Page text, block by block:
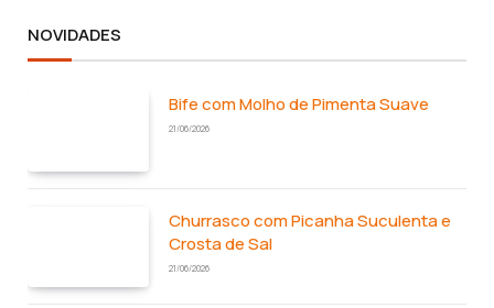
NOVIDADES
Bife com Molho de Pimenta Suave
21/06/2026
Churrasco com Picanha Suculenta e
Crosta de Sal
21/06/2026